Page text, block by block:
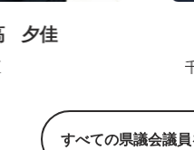
夕佳
すべての県議会議